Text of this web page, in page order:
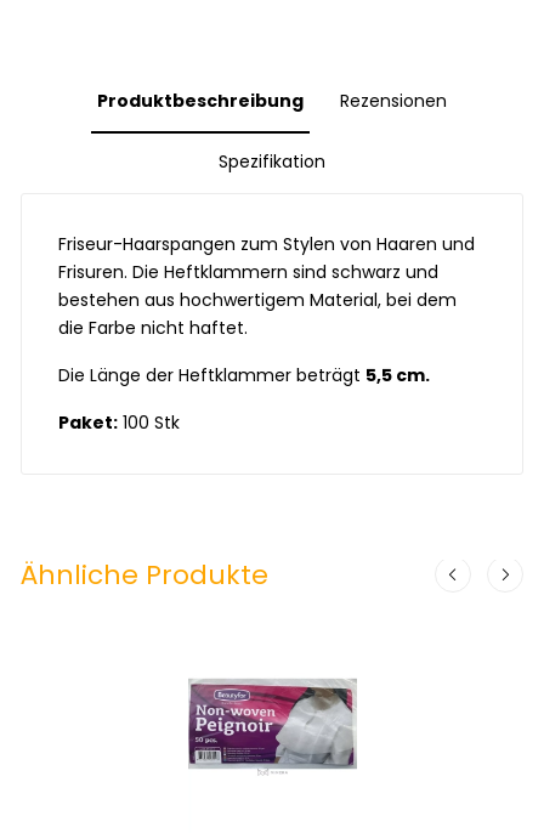
Produktbeschreibung Rezensionen
Spezifikation
Friseur-Haarspangen zum Stylen von Haaren und
Frisuren. Die Heftklammern sind schwarz und
bestehen aus hochwertigem Material, bei dem
die Farbe nicht haftet.
Die Länge der Heftklammer beträgt 5,5 cm.
Paket: 100 Stk
Ähnliche Produkte